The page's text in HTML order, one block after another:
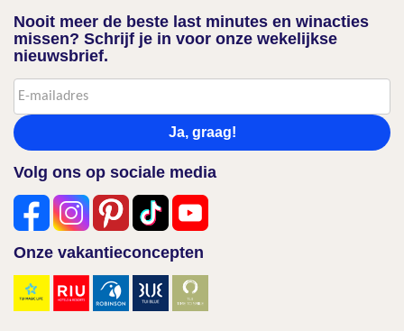
Nooit meer de beste last minutes en winacties
missen? Schrijf je in voor onze wekelijkse
nieuwsbrief.
Ja, graag!
Volg ons op sociale media
Onze vakantieconcepten